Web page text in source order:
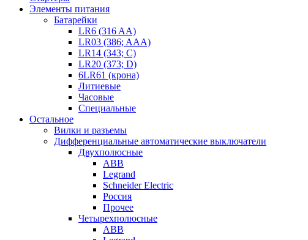
Элементы питания
Батарейки
LR6 (316 AA)
LR03 (386; AAA)
LR14 (343; C)
LR20 (373; D)
6LR61 (крона)
Литиевые
Часовые
Специальные
Остальное
Вилки и разъемы
Дифференциальные автоматические выключатели
Двухполюсные
ABB
Legrand
Schneider Electric
Россия
Прочее
Четырехполюсные
ABB